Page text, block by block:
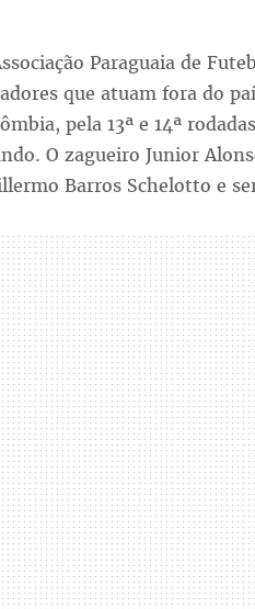
Paraguaia de
que atuam fora do
pela 13ª e 14ª
O zagueiro Junior
Barros Schelotto e